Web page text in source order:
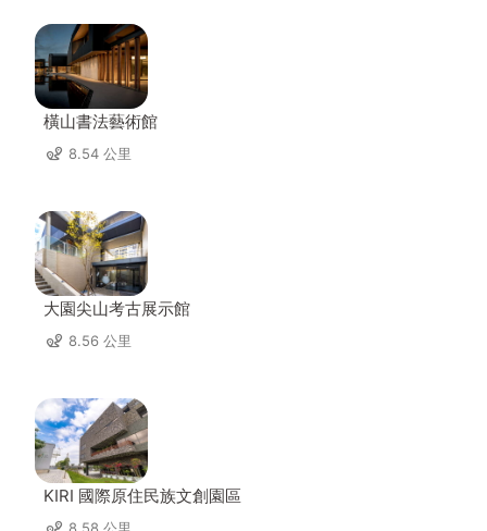
橫山書法藝術館
8.54 公里
大園尖山考古展示館
8.56 公里
KIRI 國際原住民族文創園區